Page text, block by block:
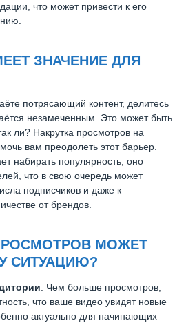
что может привести к его
ЗНАЧЕНИЕ ДЛЯ
потрясающий контент, делитесь
незамеченным. Это может быть
ли? Накрутка просмотров на
вам преодолеть этот барьер.
набирать популярность, оно
что в свою очередь может
подписчиков и даже к
от брендов.
МОЖЕТ
СИТУАЦИЮ?
: Чем больше просмотров,
что ваше видео увидят новые
актуально для начинающих